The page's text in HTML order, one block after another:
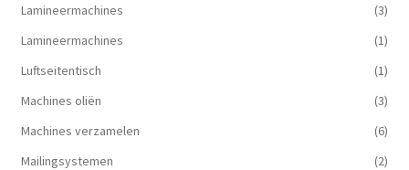
Lamineermachines
(3)
Lamineermachines
(1)
Luftseitentisch
(1)
Machines oliën
(3)
Machines verzamelen
(6)
Mailingsystemen
(2)